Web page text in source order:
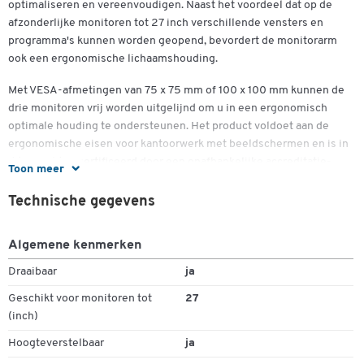
Toon meer
optimaliseren en vereenvoudigen. Naast het voordeel dat op de
afzonderlijke monitoren tot 27 inch verschillende vensters en
programma's kunnen worden geopend, bevordert de monitorarm
ook een ergonomische lichaamshouding.
Met VESA-afmetingen van 75 x 75 mm of 100 x 100 mm kunnen de
drie monitoren vrij worden uitgelijnd om u in een ergonomisch
optimale houding te ondersteunen. Het product voldoet aan de
ergonomische eisen voor kantoorwerk met beeldschermen en is in
dit opzicht gecertificeerd door een onafhankelijke accreditatie-
gemakkelijk draaien, zwenken en kantelen. De monitorarm kan 360
gedraaid.
monitorarm van Fellowes zijn B 1275 x D 141 x H 924 mm. Bij de
levering zijn stabiele bureauklemmen inbegrepen, evenals een
kabelgeleider om de monitorarm stevig aan het bureau te
Technische gegevens
Algemene kenmerken
Draaibaar ja
Geschikt voor monitoren tot
(inch)
27
Hoogteverstelbaar ja
Dubbelklik om in te zoomen